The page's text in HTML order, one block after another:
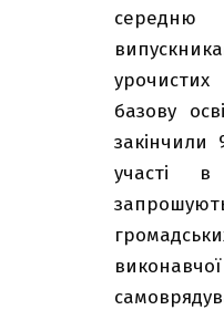
базову
закінчили
участі